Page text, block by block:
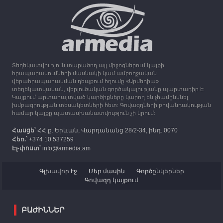
սպասվում է անձրև և ամպրոպ
30.09.2023
Միացյալ Թագավորությունը 1 միլիոն ֆունտ
ստեռլինգ կհատկացնի՝ աջակցելու Լեռնային
Ղարաբաղից բռնի տեղահանվածներին
12:25 30.09.2023
Հայաստան է ժամանել բռնի տեղահանված 100
հազար 417 արցախցի
Տեղեկատվություն տարածող այլ միջոցներում կայքի
հրապարակումների մասնակի կամ ամբողջական
վերահրապարակման դեպքում հղումը «Արմեդիա»
տեղեկատվական, վերլուծական գործակալությանը պարտադիր է:
Կայքում արտահայտված կարծիքները կարող են չհամընկնել
խմբագրության տեսակետների հետ: Գովազդների բովանդակության
համար կայքը պատասխանատվություն չի կրում:
Հասցե՝ՀՀ ք. Երևան, Վարդանանց 28/2-34, ինդ. 0070
Հեռ.՝+374 10 537259
Էլ-փոստ՝info@armedia.am
Գլխավոր էջ Մեր մասին
Գործընկերներ
Գովազդ կայքում
ԲԱԺԻՆՆԵՐ